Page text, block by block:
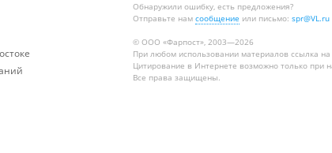
Обнаружили ошибку, есть предложения?
Отправьте нам сообщение или письмо: spr@VL.ru
© ООО «Фарпост», 2003—2026
При любом использовании материалов ссылка на
Цитирование в Интернете возможно только при
Все права защищены.